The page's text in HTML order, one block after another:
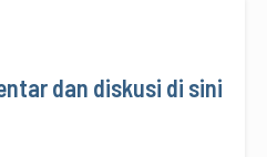
dan diskusi di sini